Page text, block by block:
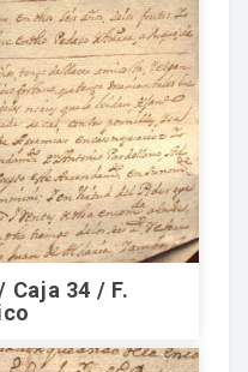
Caja 34 / F.